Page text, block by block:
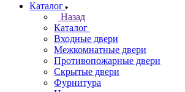
Каталог
Назад
Каталог
Входные двери
Межкомнатные двери
Противопожарные двери
Скрытые двери
Фурнитура